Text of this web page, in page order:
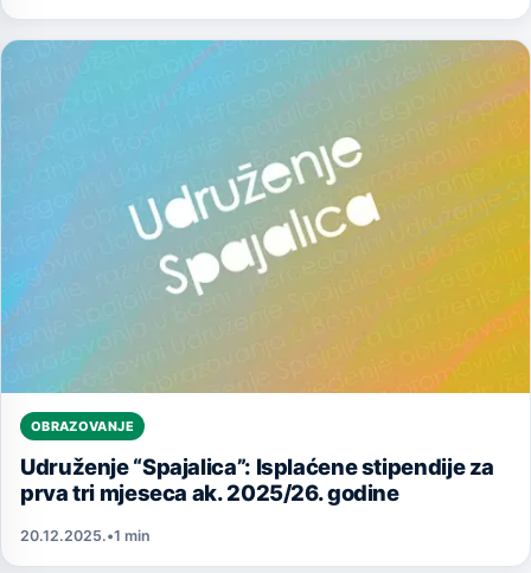
OBRAZOVANJE
Udruženje “Spajalica”: Isplaćene stipendije za
prva tri mjeseca ak. 2025/26. godine
20.12.2025.•1 min